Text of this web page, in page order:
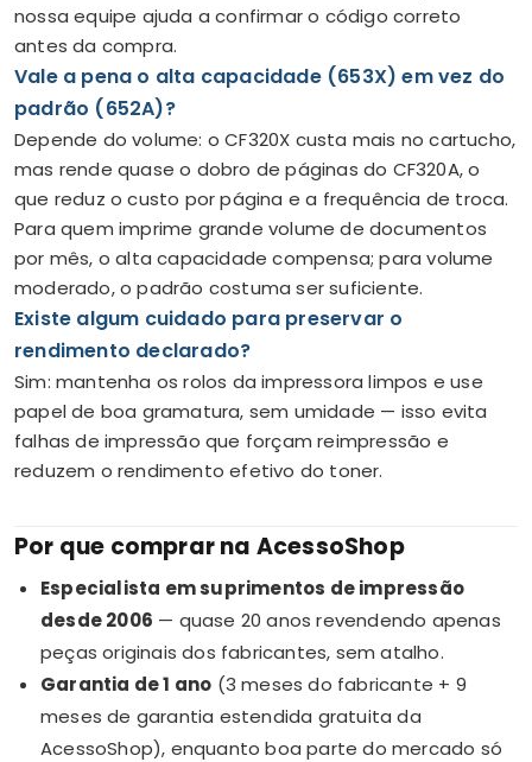
nossa equipe ajuda a confirmar o código correto
antes da compra.
Vale a pena o alta capacidade (653X) em vez do
padrão (652A)?
Depende do volume: o CF320X custa mais no cartucho,
mas rende quase o dobro de páginas do CF320A, o
que reduz o custo por página e a frequência de troca.
Para quem imprime grande volume de documentos
por mês, o alta capacidade compensa; para volume
moderado, o padrão costuma ser suficiente.
Existe algum cuidado para preservar o
rendimento declarado?
Sim: mantenha os rolos da impressora limpos e use
papel de boa gramatura, sem umidade — isso evita
falhas de impressão que forçam reimpressão e
reduzem o rendimento efetivo do toner.
Por que comprar na AcessoShop
Especialista em suprimentos de impressão
desde 2006 — quase 20 anos revendendo apenas
peças originais dos fabricantes, sem atalho.
Garantia de 1 ano (3 meses do fabricante + 9
meses de garantia estendida gratuita da
AcessoShop), enquanto boa parte do mercado só